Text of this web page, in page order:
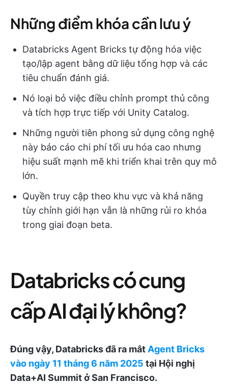
Những điểm khóa cần lưu ý
Databricks Agent Bricks tự động hóa việc
tạo/lập agent bằng dữ liệu tổng hợp và các
tiêu chuẩn đánh giá.
Nó loại bỏ việc điều chỉnh prompt thủ công
và tích hợp trực tiếp với Unity Catalog.
Những người tiên phong sử dụng công nghệ
này báo cáo chi phí tối ưu hóa cao nhưng
hiệu suất mạnh mẽ khi triển khai trên quy mô
lớn.
Quyền truy cập theo khu vực và khả năng
tùy chỉnh giới hạn vẫn là những rủi ro khóa
trong giai đoạn beta.
Databricks có cung
cấp AI đại lý không?
Đúng vậy, Databricks đã ra mắt Agent Bricks
vào ngày 11 tháng 6 năm 2025 tại Hội nghị
Data+AI Summit ở San Francisco.